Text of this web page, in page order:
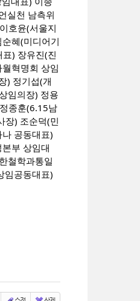
실천 남측위
호윤(서울지
혜(미디어기
) 장유진(진
혁명회 상임
) 정기섭(개
임의장) 정용
종훈(6.15남
장) 조순덕(민
공동대표)
부 상임대
철학과통일
임공동대표)